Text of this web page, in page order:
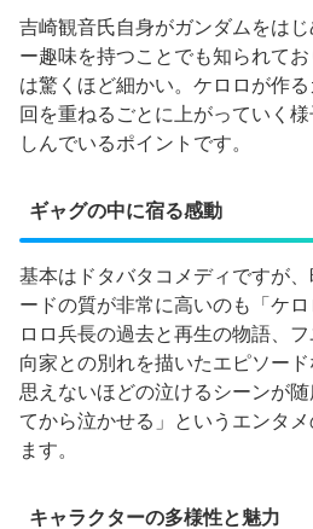
吉崎観音氏自身がガンダムをは
ー趣味を持つことでも知られて
は驚くほど細かい。ケロロが作
回を重ねるごとに上がっていく
しんでいるポイントです。
ギャグの中に宿る感動
基本はドタバタコメディですが
ードの質が非常に高いのも「ケ
ロロ兵長の過去と再生の物語、
向家との別れを描いたエピソー
思えないほどの泣けるシーンが
てから泣かせる」というエンタ
ます。
キャラクターの多様性と魅力